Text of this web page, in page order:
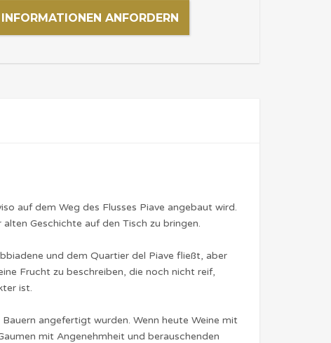
INFORMATIONEN ANFORDERN
auf dem Weg des Flusses Piave angebaut wird.
Geschichte auf den Tisch zu bringen.
und dem Quartier del Piave fließt, aber
Frucht zu beschreiben, die noch nicht reif,
ist.
angefertigt wurden. Wenn heute Weine mit
mit Angenehmheit und berauschenden